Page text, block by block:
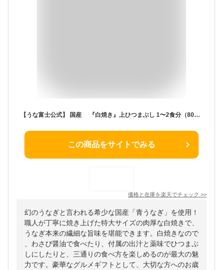
【うな富士公式】 国産 『白焼き』上ひつまぶし 1〜2食分（80g×2パック） ギフト 出汁・薬味付き 鰻 青うなぎ 二ホンウナギ 特大サイズ プレゼント お歳暮 贈答用 贈り物 お返し 誕生日 記念日 内祝 還暦 グルメ 食品 食べ物
この商品をサイトでみる
価格と在庫を楽天でチェック >>
幻のうなぎと言われる希少な国産「青うなぎ」を使用！
職人が丁寧に焼き上げた特大サイズの肉厚な白焼きで、
うなぎ本来の繊細な旨味を堪能できます。白焼きなので
、わさび醤油で食べたり、付属の出汁と薬味でひつまぶ
しにしたりと、三通りの食べ方を楽しめるのが最大の魅
力です。豪華なグルメギフトとして、大切な方へのお歳